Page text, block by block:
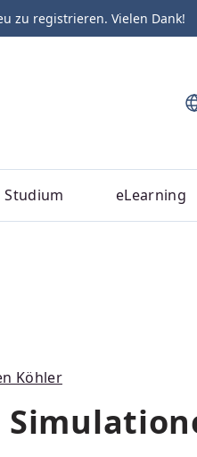
zu registrieren. Vielen Dank!
Studium eLearning
Köhler